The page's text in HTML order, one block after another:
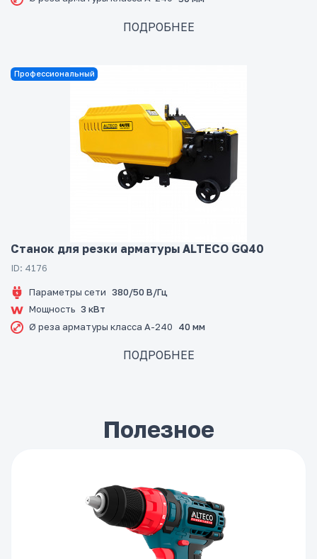
ПОДРОБНЕЕ
Профессиональный
Станок для резки арматуры ALTECO GQ40
ID: 4176
Параметры сети 380/50 В/Гц
Мощность 3 кВт
Ø реза арматуры класса А-240
40 мм
ПОДРОБНЕЕ
Полезное